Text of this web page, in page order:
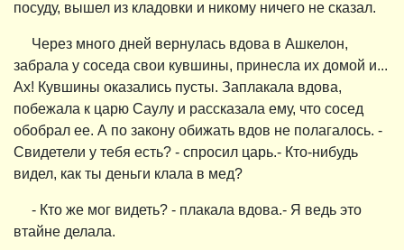
посуду, вышел из кладовки и никому ничего не сказал.
Через много дней вернулась вдова в Ашкелон,
забрала у соседа свои кувшины, принесла их домой и...
Ах! Кувшины оказались пусты. Заплакала вдова,
побежала к царю Саулу и рассказала ему, что сосед
обобрал ее. А по закону обижать вдов не полагалось. -
Свидетели у тебя есть? - спросил царь.- Кто-нибудь
видел, как ты деньги клала в мед?
- Кто же мог видеть? - плакала вдова.- Я ведь это
втайне делала.